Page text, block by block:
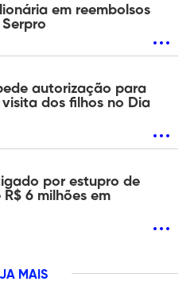
em reembolsos
autorização para
dos filhos no Dia
por estupro de
6 milhões em
MAIS